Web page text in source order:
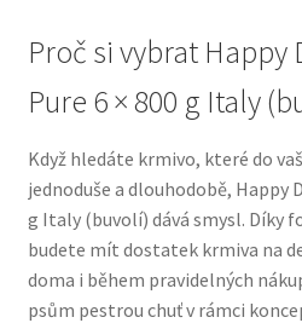
Oblečky pro psy
Pamlsky pro psy
Pelíšky pro psy
Ortopedické pelíšky
Přepravky pro psy
Proč si vybrat Happy
Pure 6 × 800 g Italy
Když hledáte krmivo, které do
jednoduše a dlouhodobě, Happy
g Italy (buvolí) dává smysl. Díky
budete mít dostatek krmiva na
doma i během pravidelných
psům pestrou chuť v rámci